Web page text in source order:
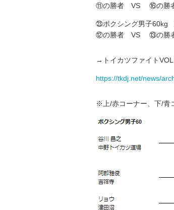
⑪の勝者 VS ⑯の勝
㉓ボクシング男子
⑫の勝者 VS ⑬の勝
→トイカツファイト
https://tkdj.net/news/
※上/赤コーナー、下/青